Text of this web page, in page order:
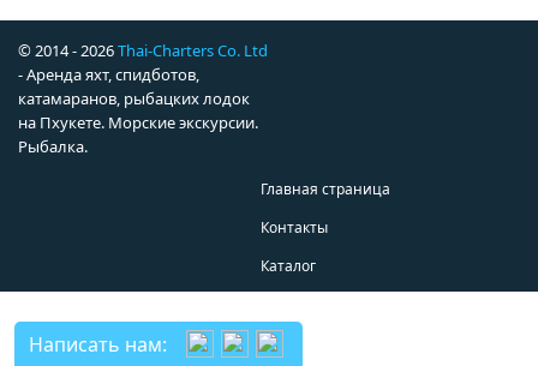
© 2014 - 2026Thai-Charters Co. Ltd
- Аренда яхт, спидботов,
катамаранов, рыбацких лодок
на Пхукете. Морские экскурсии.
Рыбалка.
Главная страница
Контакты
Каталог
Написать нам: